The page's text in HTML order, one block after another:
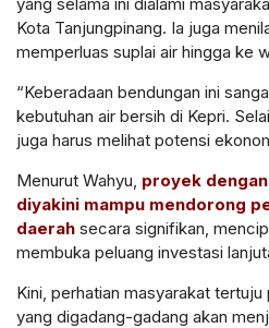
Kota Tanjungpinang. Ia juga
memperluas suplai air hingga ke
“Keberadaan bendungan ini
kebutuhan air bersih di Kepri.
juga harus melihat potensi
Menurut Wahyu, proyek
diyakini mampu mendorong
daerah secara signifikan,
membuka peluang investasi
Kini, perhatian masyarakat
yang digadang-gadang akan